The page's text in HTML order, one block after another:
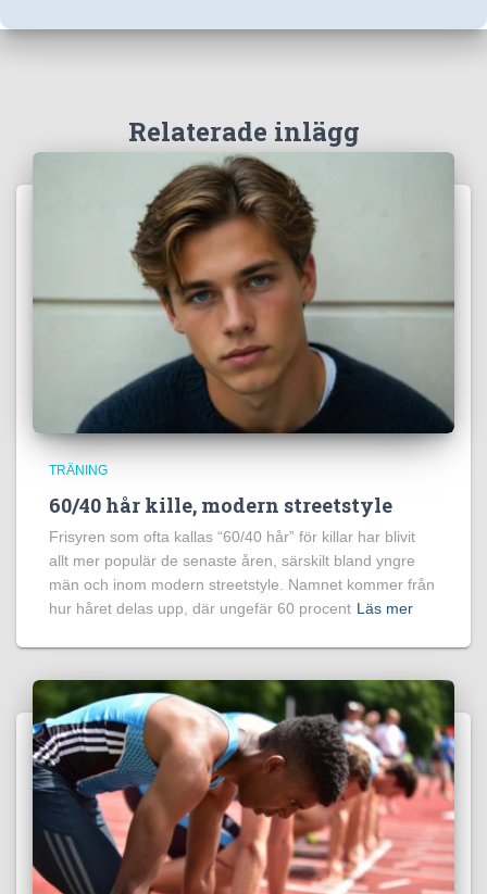
Relaterade inlägg
TRÄNING
60/40 hår kille, modern streetstyle
Frisyren som ofta kallas “60/40 hår” för killar har blivit
allt mer populär de senaste åren, särskilt bland yngre
män och inom modern streetstyle. Namnet kommer från
hur håret delas upp, där ungefär 60 procent Läs mer